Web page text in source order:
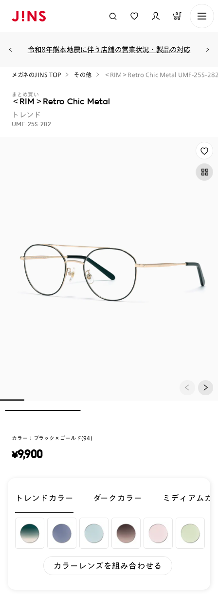
0
令和8年熊本地震に伴う店舗の営業状況・製品の対応
メガネのJINS TOP その他 ＜RIM＞Retro Chic Metal UMF-25S-
まとめ買い
＜RIM＞Retro Chic Metal
トレンド
UMF-25S-282
カラー： ブラック×ゴールド(94)
¥9,900
トレンドカラー ダークカラー ミディアムカ
カラーレンズを組み合わせる